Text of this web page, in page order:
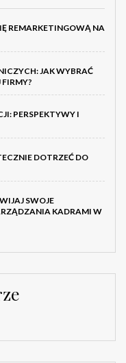
REMARKETINGOWĄ NA
JAK WYBRAĆ
PERSPEKTYWY I
DOTRZEĆ DO
SWOJE
KADRAMI W